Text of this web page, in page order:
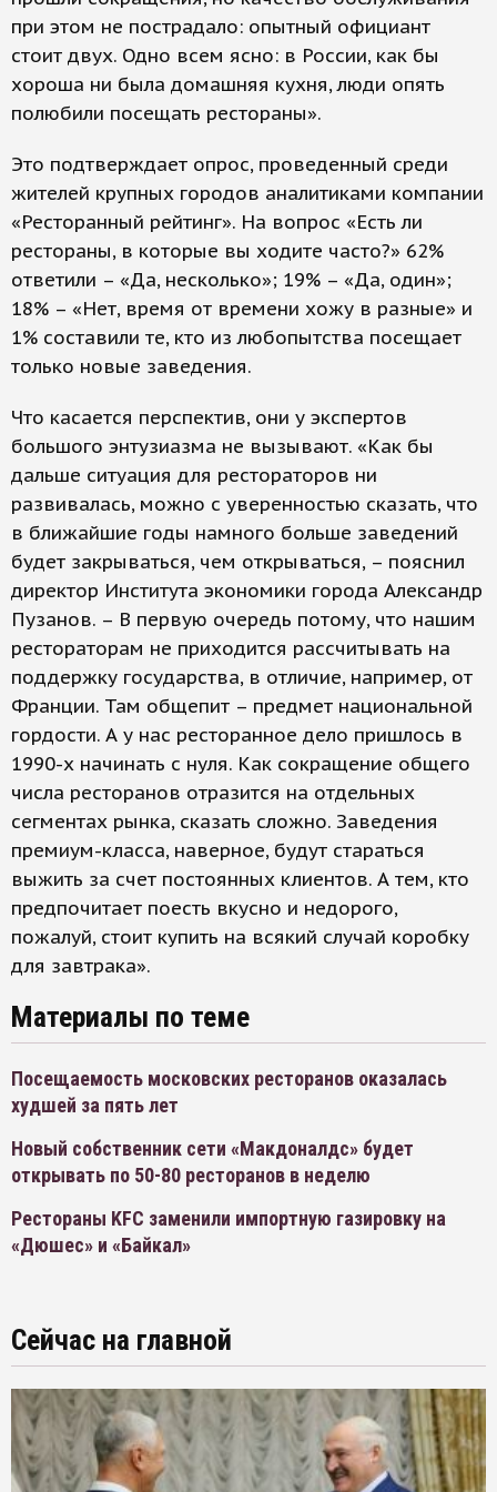
при этом не пострадало: опытный официант
стоит двух. Одно всем ясно: в России, как бы
хороша ни была домашняя кухня, люди опять
полюбили посещать рестораны».
Это подтверждает опрос, проведенный среди
жителей крупных городов аналитиками компании
«Ресторанный рейтинг». На вопрос «Есть ли
рестораны, в которые вы ходите часто?» 62%
ответили – «Да, несколько»; 19% – «Да, один»;
18% – «Нет, время от времени хожу в разные» и
1% составили те, кто из любопытства посещает
только новые заведения.
Что касается перспектив, они у экспертов
большого энтузиазма не вызывают. «Как бы
дальше ситуация для рестораторов ни
развивалась, можно с уверенностью сказать, что
в ближайшие годы намного больше заведений
будет закрываться, чем открываться, – пояснил
директор Института экономики города Александр
Пузанов. – В первую очередь потому, что нашим
рестораторам не приходится рассчитывать на
поддержку государства, в отличие, например, от
Франции. Там общепит – предмет национальной
гордости. А у нас ресторанное дело пришлось в
1990-х начинать с нуля. Как сокращение общего
числа ресторанов отразится на отдельных
сегментах рынка, сказать сложно. Заведения
премиум-класса, наверное, будут стараться
выжить за счет постоянных клиентов. А тем, кто
предпочитает поесть вкусно и недорого,
пожалуй, стоит купить на всякий случай коробку
для завтрака».
Материалы по теме
Посещаемость московских ресторанов оказалась
худшей за пять лет
Новый собственник сети «Макдоналдс» будет
открывать по 50-80 ресторанов в неделю
Рестораны KFC заменили импортную газировку на
«Дюшес» и «Байкал»
Сейчас на главной